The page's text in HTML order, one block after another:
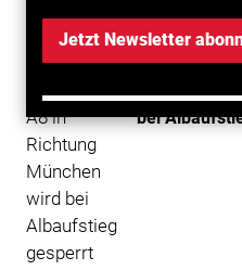
Jetzt Newsletter
Disposition:
bei